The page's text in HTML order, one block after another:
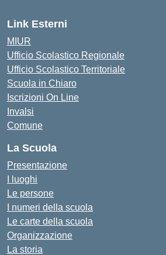
Link Esterni
MIUR
Ufficio Scolastico Regionale
Ufficio Scolastico Territoriale
Scuola in Chiaro
Iscrizioni On Line
Invalsi
Comune
La Scuola
Presentazione
I luoghi
Le persone
I numeri della scuola
Le carte della scuola
Organizzazione
La storia